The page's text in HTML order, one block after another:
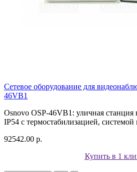
Сетевое оборудование для
46VB1
Osnovo OSP-46VB1: уличная
IP54 с термостабилизацией, системой
92542.00 р.
Купить в 1